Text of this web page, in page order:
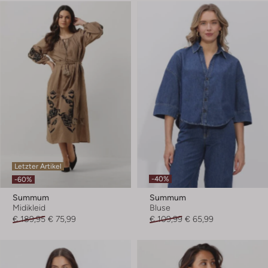
Letzter Artikel
-60%
Summum
Midikleid
€ 189,95 € 75,99
-40%
Summum
Bluse
€ 109,99 € 65,99